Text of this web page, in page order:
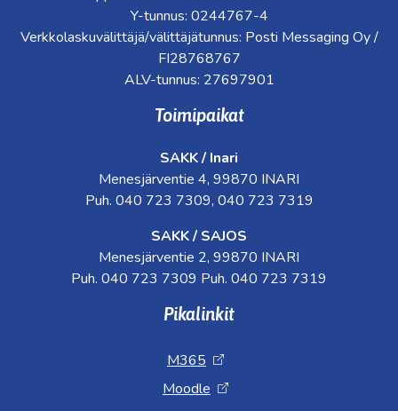
Y-tunnus: 0244767-4
Verkkolaskuvälittäjä/välittäjätunnus: Posti Messaging Oy /
FI28768767
ALV-tunnus: 27697901
Toimipaikat
SAKK / Inari
Menesjärventie 4, 99870 INARI
Puh. 040 723 7309, 040 723 7319
SAKK / SAJOS
Menesjärventie 2, 99870 INARI
Puh. 040 723 7309 Puh. 040 723 7319
Pikalinkit
M365
Moodle